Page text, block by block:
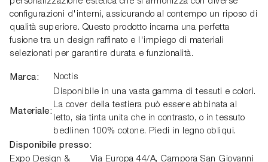
configurazioni d'interni, assicurando al contempo un riposo di
qualità superiore. Questo prodotto incarna una perfetta
fusione tra un design raffinato e l'impiego di materiali
selezionati per garantire durata e funzionalità.
Marca: Noctis
Materiale:
Disponibile in una vasta gamma di tessuti e colori.
La cover della testiera può essere abbinata al
letto, sia tinta unita che in contrasto, o in tessuto
bedlinen 100% cotone. Piedi in legno obliqui.
Disponibile presso:
Expo Design &
Via Europa 44/A, Campora San Giovanni